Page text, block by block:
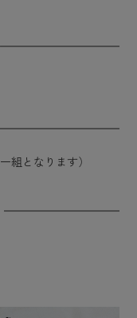
組となります）